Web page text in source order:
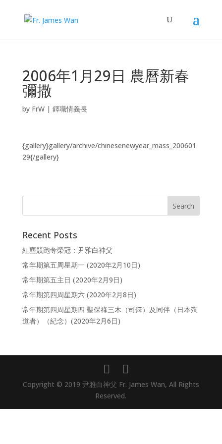
2006年1月29日 農曆新春
彌撒
by FrW| 鐸職情義長
{gallery}gallery/archive/chinesenewyear_mass_200601
29{/gallery}
Recent Posts
紅塵競跑奪榮冠：尹雅白神父
常年期第五周星期一 (2020年2月10日)
常年期第五主日 (2020年2月9日)
常年期第四周星期六 (2020年2月8日)
常年期第四周星期四 聖保祿三木（司鐸）及同伴（日本殉
道者）（紀念）(2020年2月6日)
Copyright © 2019 尹雅白神父 Fr. James Wan, All Rights
Reserved.